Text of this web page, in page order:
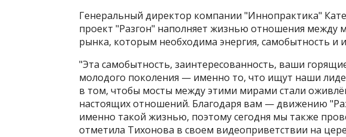
Генеральный директор компании "Иннопрактика"
проект "Разгон" наполняет жизнью отношения
рынка, которым необходима энергия, самобытность и
"Эта самобытность, заинтересованность, ваши
молодого поколения — именно то, что ищут наши
в том, чтобы мосты между этими мирами стали
настоящих отношений. Благодаря вам — движению
именно такой жизнью, поэтому сегодня мы также
отметила Тихонова в своем видеоприветствии на